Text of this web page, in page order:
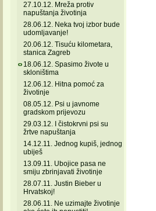
27.10.12. Mreža protiv
napuštanja životinja
28.06.12. Neka tvoj izbor bude
udomljavanje!
20.06.12. Tisuću kilometara,
stanica Zagreb
18.06.12. Spasimo živote u
skloništima
12.06.12. Hitna pomoć za
životinje
08.05.12. Psi u javnome
gradskom prijevozu
29.03.12. I čistokrvni psi su
žrtve napuštanja
14.12.11. Jednog kupiš, jednog
ubiješ
13.09.11. Ubojice pasa ne
smiju zbrinjavati životinje
28.07.11. Justin Bieber u
Hrvatskoj!
28.06.11. Ne uzimajte životinje